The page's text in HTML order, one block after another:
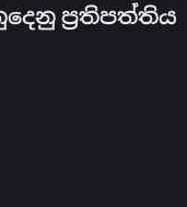
ප්‍රතිපත්තිය